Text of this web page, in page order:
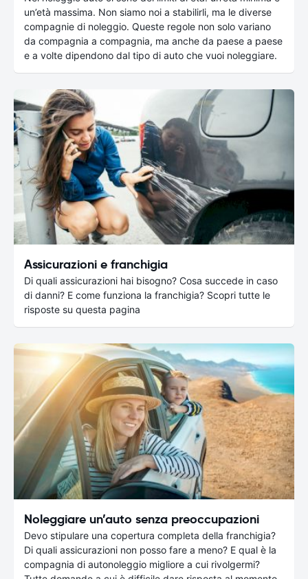
un’età massima. Non siamo noi a stabilirli, ma le diverse
compagnie di noleggio. Queste regole non solo variano
da compagnia a compagnia, ma anche da paese a paese
e a volte dipendono dal tipo di auto che vuoi noleggiare.
Assicurazioni e franchigia
Di quali assicurazioni hai bisogno? Cosa succede in caso
di danni? E come funziona la franchigia? Scopri tutte le
risposte su questa pagina
Noleggiare un’auto senza preoccupazioni
Devo stipulare una copertura completa della franchigia?
Di quali assicurazioni non posso fare a meno? E qual è la
compagnia di autonoleggio migliore a cui rivolgermi?